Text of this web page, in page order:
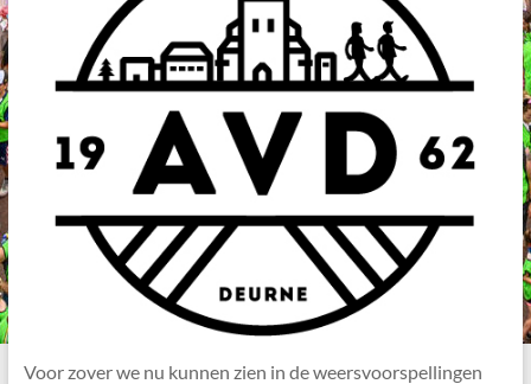
Voor zover we nu kunnen zien in de weersvoorspellingen